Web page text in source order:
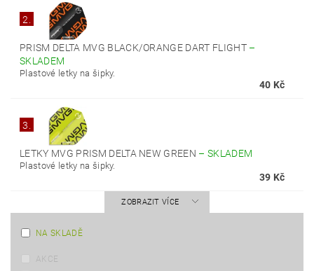
2.
PRISM DELTA MVG BLACK/ORANGE DART FLIGHT –
SKLADEM
Plastové letky na šipky.
40 Kč
3.
LETKY MVG PRISM DELTA NEW GREEN –SKLADEM
Plastové letky na šipky.
39 Kč
ZOBRAZIT VÍCE
NA SKLADĚ
AKCE